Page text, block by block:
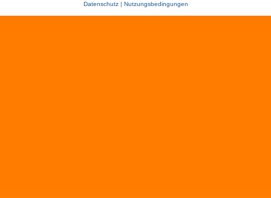
Datenschutz| Nutzungsbedingungen